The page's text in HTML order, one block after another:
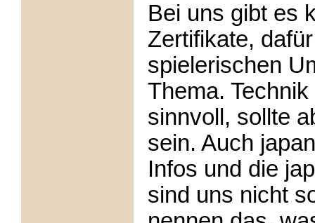
Bei uns gibt es
Zertifikate,
spielerischen
Thema.
sinnvoll, sollte
sein. Auch
Infos und die
sind uns nicht